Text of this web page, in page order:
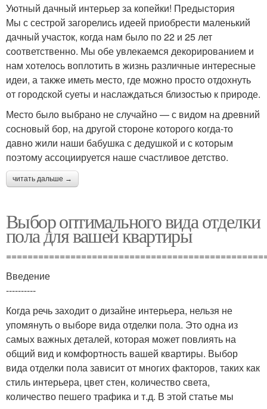
Уютный дачный интерьер за копейки! Предыстория
Мы с сестрой загорелись идеей приобрести маленький
дачный участок, когда нам было по 22 и 25 лет
соответственно. Мы обе увлекаемся декорированием и
нам хотелось воплотить в жизнь различные интересные
идеи, а также иметь место, где можно просто отдохнуть
от городской суеты и наслаждаться близостью к природе.
Место было выбрано не случайно — с видом на древний
сосновый бор, на другой стороне которого когда-то
давно жили наши бабушка с дедушкой и с которым
поэтому ассоциируется наше счастливое детство.
читать дальше →
Выбор оптимального вида отделки
пола для вашей квартиры
Введение
----------
Когда речь заходит о дизайне интерьера, нельзя не
упомянуть о выборе вида отделки пола. Это одна из
самых важных деталей, которая может повлиять на
общий вид и комфортность вашей квартиры. Выбор
вида отделки пола зависит от многих факторов, таких как
стиль интерьера, цвет стен, количество света,
количество пешего трафика и т.д. В этой статье мы